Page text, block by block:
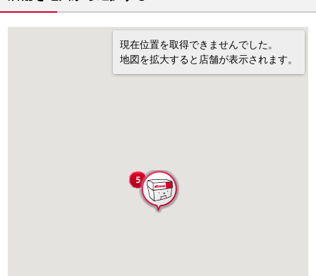
現在位置を取得できませんでした。
地図を拡大すると店舗が表示されます。